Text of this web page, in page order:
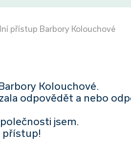
přístup Barbory Kolouchové
Kolouchové.
odpovědět a nebo
jsem.
přístup!